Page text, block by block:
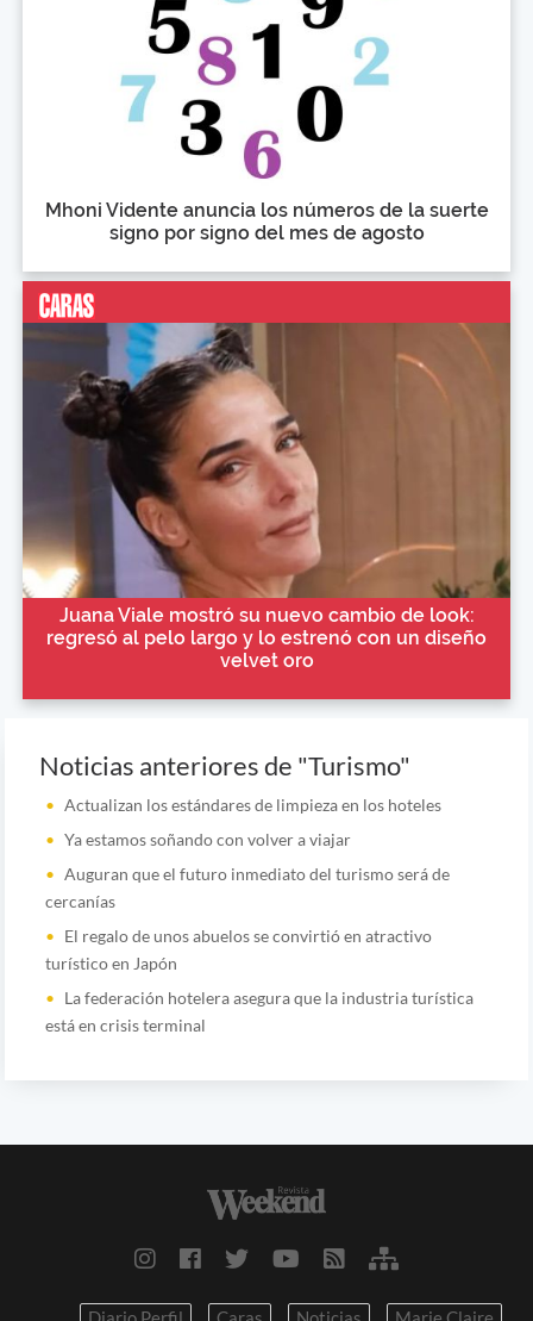
Mhoni Vidente anuncia los números de la suerte
signo por signo del mes de agosto
Juana Viale mostró su nuevo cambio de look:
regresó al pelo largo y lo estrenó con un diseño
velvet oro
Noticias anteriores de "Turismo"
Actualizan los estándares de limpieza en los hoteles
Ya estamos soñando con volver a viajar
Auguran que el futuro inmediato del turismo será de
cercanías
El regalo de unos abuelos se convirtió en atractivo
turístico en Japón
La federación hotelera asegura que la industria turística
está en crisis terminal